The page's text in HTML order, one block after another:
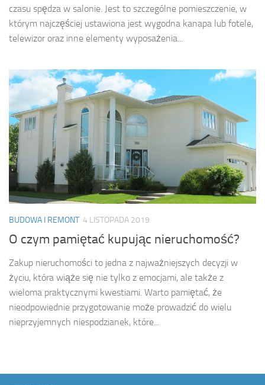
czasu spędza w salonie. Jest to szczególne pomieszczenie, w
którym najczęściej ustawiona jest wygodna kanapa lub fotele,
telewizor oraz inne elementy wyposażenia...
BUDOWA I REMONT 4 LISTOPADA 2019
O czym pamiętać kupując nieruchomość?
Zakup nieruchomości to jedna z najważniejszych decyzji w
życiu, która wiąże się nie tylko z emocjami, ale także z
wieloma praktycznymi kwestiami. Warto pamiętać, że
nieodpowiednie przygotowanie może prowadzić do wielu
nieprzyjemnych niespodzianek, które...